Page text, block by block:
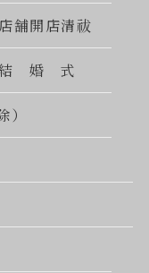
店舗開店清祓
婚 式